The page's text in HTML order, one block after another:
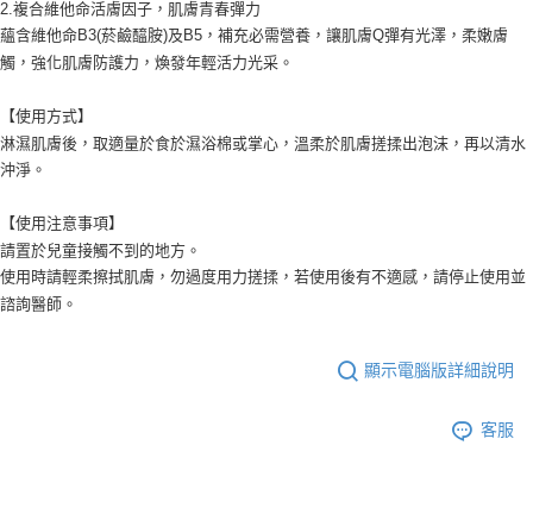
2.複合維他命活膚因子，肌膚青春彈力
蘊含維他命B3(菸鹼醯胺)及B5，補充必需營養，讓肌膚Q彈有光澤，柔嫩膚
觸，強化肌膚防護力，煥發年輕活力光采。
【使用方式】
淋濕肌膚後，取適量於食於濕浴棉或掌心，溫柔於肌膚搓揉出泡沫，再以清水
沖淨。
【使用注意事項】
請置於兒童接觸不到的地方。
使用時請輕柔擦拭肌膚，勿過度用力搓揉，若使用後有不適感，請停止使用並
諮詢醫師。
顯示電腦版詳細說明
客服